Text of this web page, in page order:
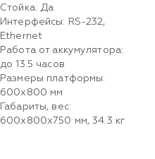
Стойка: Да
Интерфейсы: RS-232,
Ethernet
Работа от аккумулятора:
до 13.5 часов
Размеры платформы:
600х800 мм
Габариты, вес:
600х800х750 мм, 34.3 кг